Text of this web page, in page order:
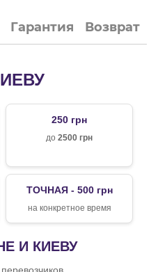
Гарантия Возврат
250 грн
до 2500 грн
ТОЧНАЯ - 500 грн
на конкретное время
И КИЕВУ